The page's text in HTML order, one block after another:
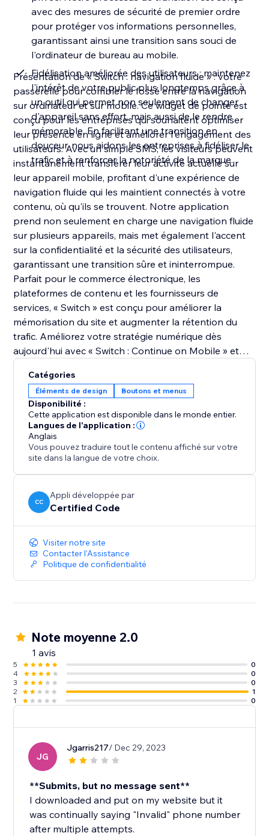
avec des mesures de sécurité de premier ordre
pour protéger vos informations personnelles,
garantissant ainsi une transition sans souci de
l'ordinateur de bureau au mobile.
Fidélisation améliorée des utilisateurs : maintenez
l'intérêt de votre public plus longtemps grâce à
un outil qui permet non seulement de changer
d'appareil sans effort, mais aussi de le rendre
mémorable. En facilitant une transition en
douceur, nous aidons les entreprises à fidéliser le
trafic et à renforcer la notoriété de la marque.
Présentation de « Switch : navigation fluide » : votre
passerelle pour combler le fossé entre la navigation
sur ordinateur et sur mobile. Ce widget de pointe est
conçu pour les entreprises qui souhaitent optimiser
leur présence en ligne et améliorer l'engagement des
utilisateurs. Avec un simple SMS, les visiteurs peuvent
instantanément transférer leur activité actuelle sur
leur appareil mobile, profitant d'une expérience de
navigation fluide qui les maintient connectés à votre
contenu, où qu'ils se trouvent. Notre application
prend non seulement en charge une navigation fluide
sur plusieurs appareils, mais met également l'accent
sur la confidentialité et la sécurité des utilisateurs,
garantissant une transition sûre et ininterrompue.
Parfait pour le commerce électronique, les
plateformes de contenu et les fournisseurs de
services, « Switch » est conçu pour améliorer la
mémorisation du site et augmenter la rétention du
trafic. Améliorez votre stratégie numérique dès
aujourd'hui avec « Switch : Continue on Mobile » et
avec votre site sur tous les appareils.
Catégories
Éléments de design Boutons et menus
Disponibilité :
Cette application est disponible dans le monde entier.
Langues de l'application :
Anglais
Vous pouvez traduire tout le contenu affiché sur votre
site dans la langue de votre choix.
CC
Appli développée par
Certified Code
Visiter notre site
Contacter l'Assistance
Politique de confidentialité
Note moyenne 2.0
1 avis
5
0
4
0
3
0
2
1
1
0
JG
Jgarris217/ Dec 29, 2023
**Submits, but no message sent**
I downloaded and put on my website but it
was continually saying "Invalid" phone number
after multiple attempts.